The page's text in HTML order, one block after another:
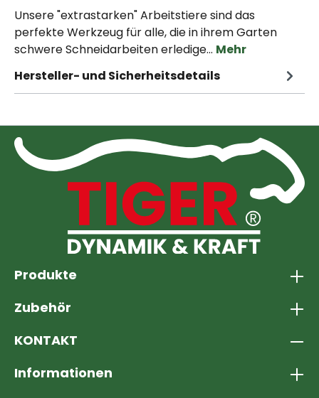
Unsere "extrastarken" Arbeitstiere sind das
perfekte Werkzeug für alle, die in ihrem Garten
schwere Schneidarbeiten erledige… Mehr
Hersteller- und Sicherheitsdetails
Produkte
Zubehör
KONTAKT
Informationen